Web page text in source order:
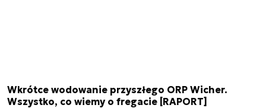
Wkrótce wodowanie przyszłego ORP Wicher.
Wszystko, co wiemy o fregacie [RAPORT]